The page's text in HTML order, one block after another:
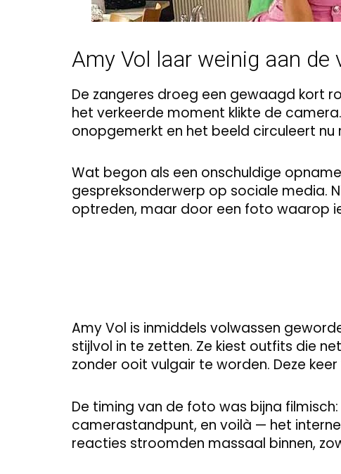
Amy Vol laar weinig aan de
De zangeres droeg een gewaagd kort
het verkeerde moment klikte de
onopgemerkt en het beeld circuleert nu
Wat begon als een onschuldige
gespreksonderwerp op sociale media.
optreden, maar door een foto waarop
Amy Vol is inmiddels volwassen
stijlvol in te zetten. Ze kiest outfits die
zonder ooit vulgair te worden. Deze
De timing van de foto was bijna
camerastandpunt, en voilà — het
reacties stroomden massaal binnen,